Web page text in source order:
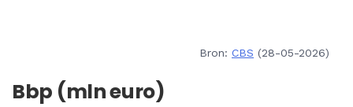
Bron: CBS (28-05-2026)
Bbp (mln euro)